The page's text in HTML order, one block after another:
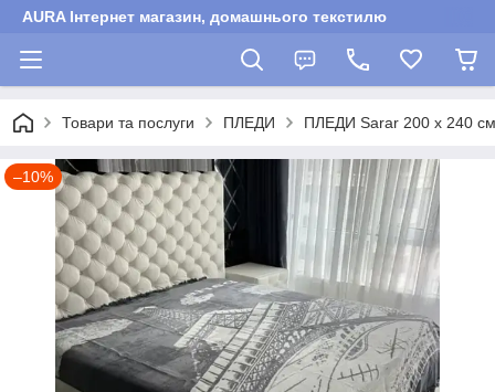
AURA Інтернет магазин, домашнього текстилю
Товари та послуги ПЛЕДИ ПЛЕДИ Sarar 200 х 240 см
–10%